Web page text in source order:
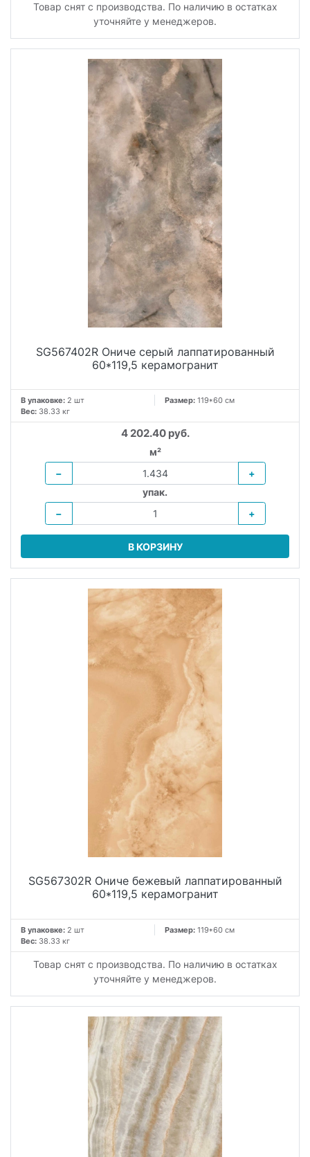
Товар снят с производства. По наличию в остатках
уточняйте у менеджеров.
SG567402R Ониче серый лаппатированный
60*119,5 керамогранит
В упаковке: 2 шт Размер: 119*60 см
Вес: 38.33 кг
4 202.40 руб.
м²
−
+
упак.
−
+
В КОРЗИНУ
SG567302R Ониче бежевый лаппатированный
60*119,5 керамогранит
В упаковке: 2 шт Размер: 119*60 см
Вес: 38.33 кг
Товар снят с производства. По наличию в остатках
уточняйте у менеджеров.